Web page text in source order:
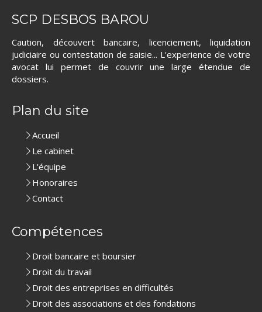
SCP DESBOS BAROU
Caution, découvert bancaire, licenciement, liquidation
judiciaire ou contestation de saisie... L'experience de votre
avocat lui permet de couvrir une large étendue de
dossiers.
Plan du site
Accueil
Le cabinet
L'équipe
Honoraires
Contact
Compétences
Droit bancaire et boursier
Droit du travail
Droit des entreprises en difficultés
Droit des associations et des fondations